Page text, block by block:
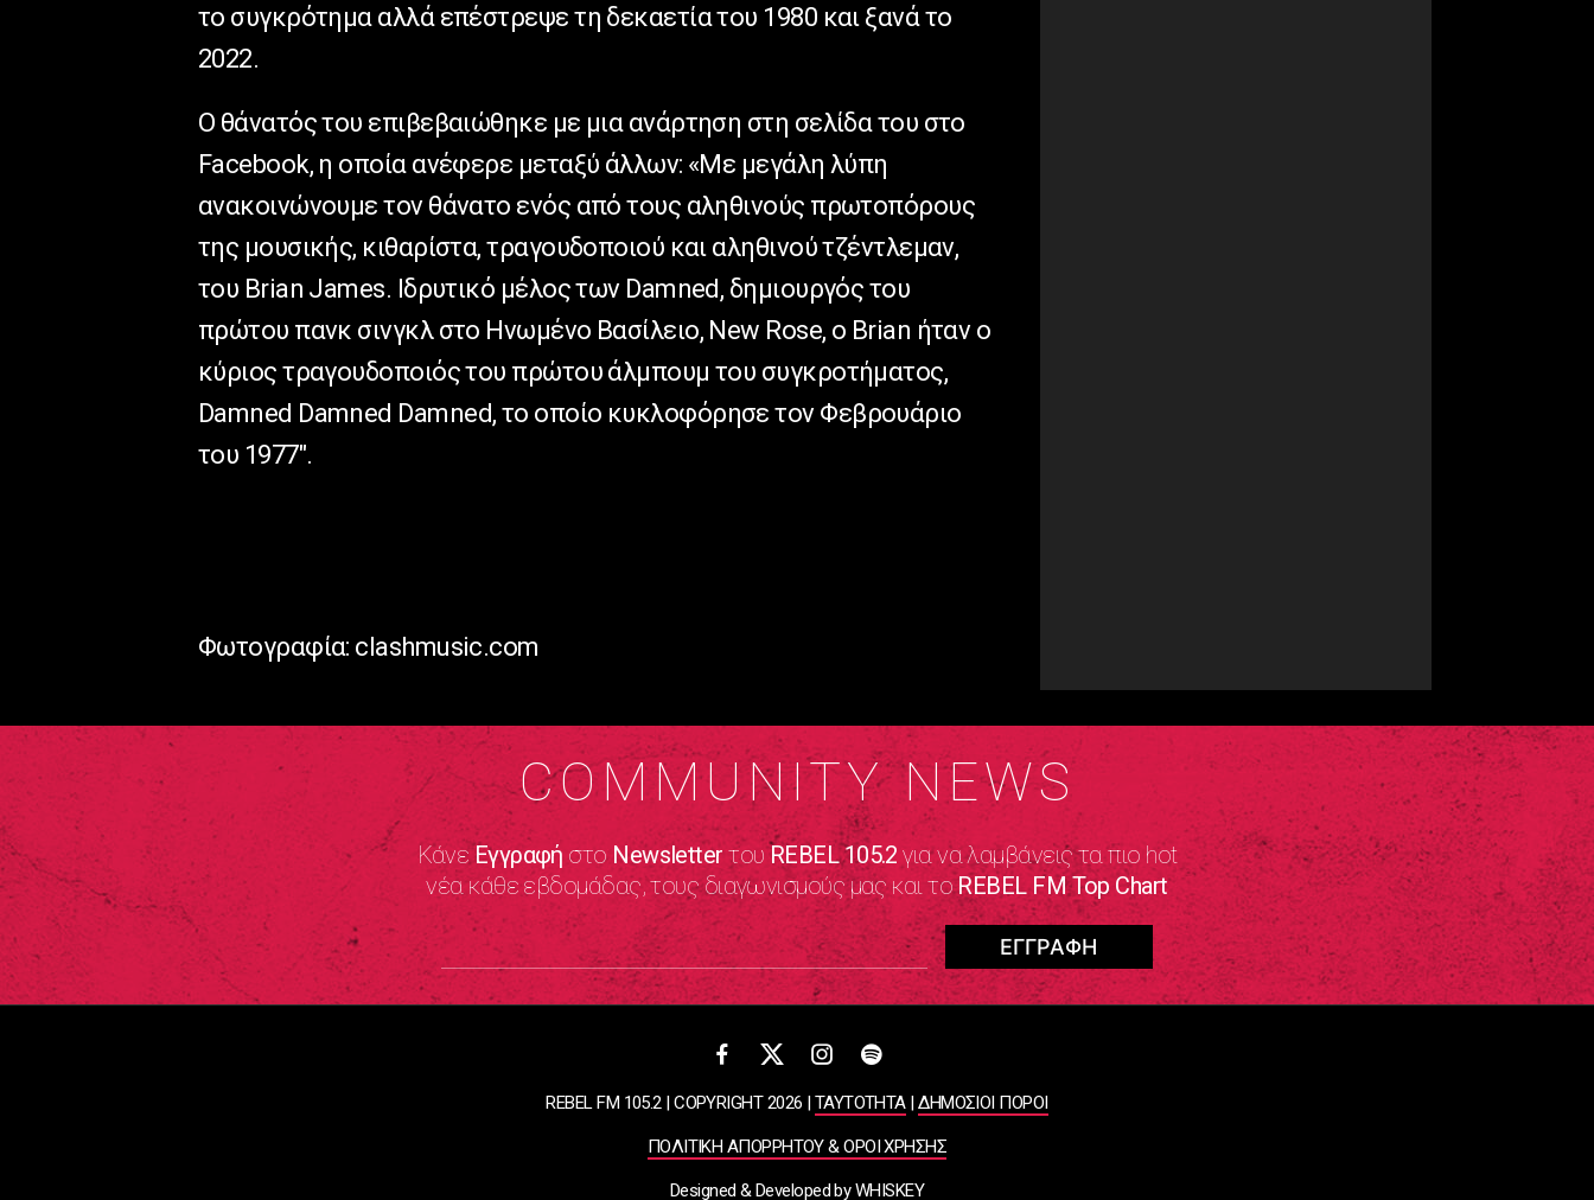
το συγκρότημα αλλά επέστρεψε τη δεκαετία του 1980 και ξανά το
2022.
Ο θάνατός του επιβεβαιώθηκε με μια ανάρτηση στη σελίδα του στο
Facebook, η οποία ανέφερε μεταξύ άλλων: «Με μεγάλη λύπη
ανακοινώνουμε τον θάνατο ενός από τους αληθινούς πρωτοπόρους
της μουσικής, κιθαρίστα, τραγουδοποιού και αληθινού τζέντλεμαν,
του Brian James. Ιδρυτικό μέλος των Damned, δημιουργός του
πρώτου πανκ σινγκλ στο Ηνωμένο Βασίλειο, New Rose, ο Brian ήταν ο
κύριος τραγουδοποιός του πρώτου άλμπουμ του συγκροτήματος,
Damned Damned Damned, το οποίο κυκλοφόρησε τον Φεβρουάριο
του 1977″.
Φωτογραφία: clashmusic.com
COMMUNITY NEWS
ΚάνεΕγγραφή στο Newsletter τουREBEL 105.2 για να λαμβάνεις τα πιο hot
νέα κάθε εβδομάδας, τους διαγωνισμούς μας και τοREBEL FM Top Chart
REBEL FM 105.2 | COPYRIGHT 2026 |ΤΑΥΤΟΤΗΤΑ|ΔΗΜΟΣΙΟΙ ΠΟΡΟΙ
ΠΟΛΙΤΙΚΗ ΑΠΟΡΡΗΤΟΥ & ΟΡΟΙ ΧΡΗΣΗΣ
Designed & Developed byWHISKEY